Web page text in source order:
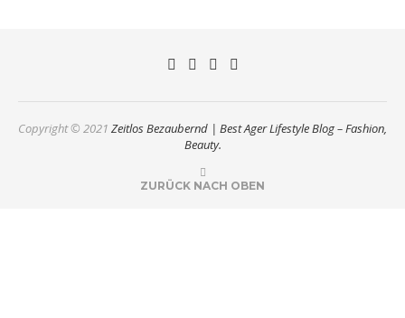
Copyright © 2021 Zeitlos Bezaubernd | Best Ager Lifestyle Blog – Fashion,
Beauty.
ZURÜCK NACH OBEN